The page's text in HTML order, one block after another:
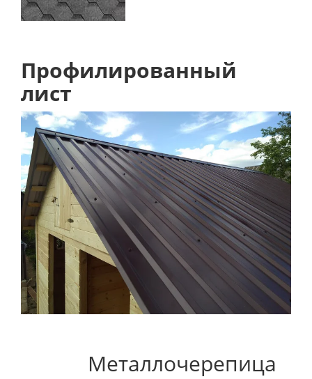
Профилированный
лист
Металлочерепица